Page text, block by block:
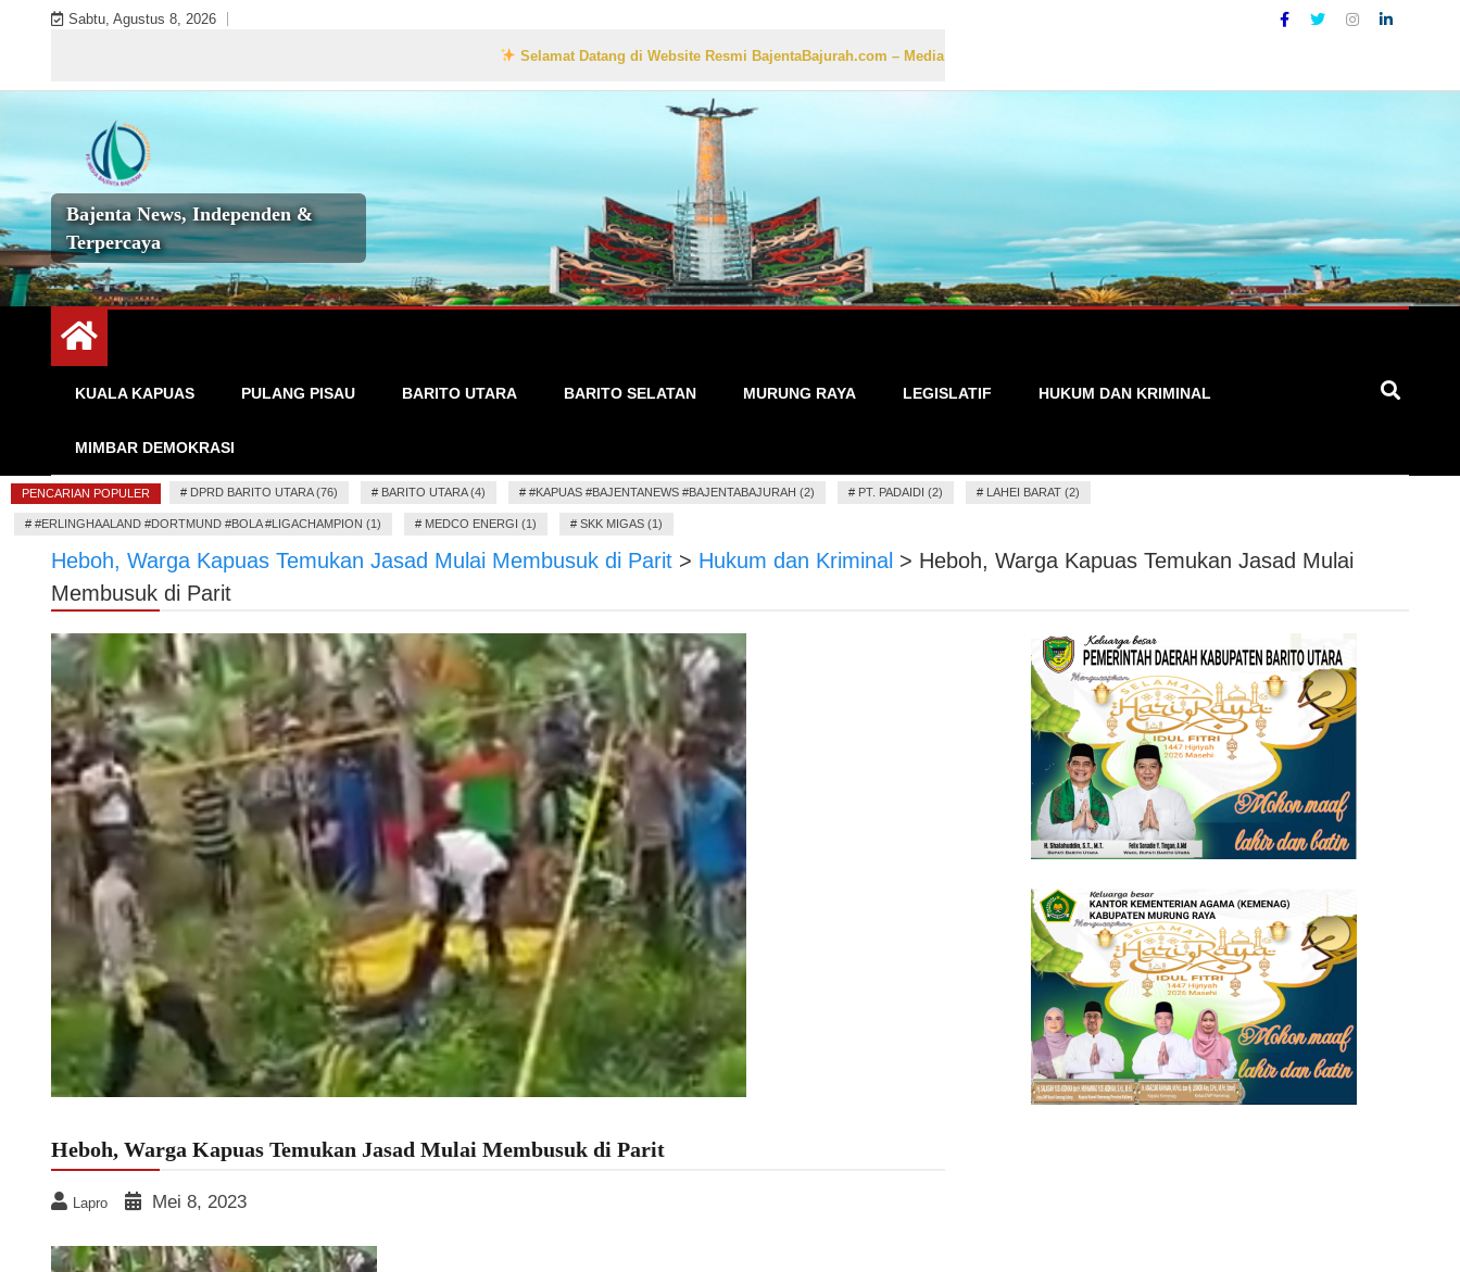
Sabtu, Agustus 8, 2026
Selamat Datang di Website Resmi BajentaBajurah.com – Media Informasi Lokal yang Akurat, Cepat, dan Terpercaya
Bajenta News, Independen &
Terpercaya
KUALA KAPUAS PULANG PISAU BARITO UTARA BARITO SELATAN MURUNG RAYA LEGISLATIF HUKUM DAN KRIMINAL
MIMBAR DEMOKRASI
PENCARIAN POPULER # DPRD BARITO UTARA (76) # BARITO UTARA (4) # #KAPUAS #BAJENTANEWS #BAJENTABAJURAH (2) # PT. PADAIDI (2) # LAHEI BARAT (2)
# #ERLINGHAALAND #DORTMUND #BOLA #LIGACHAMPION (1) # MEDCO ENERGI (1) # SKK MIGAS (1)
Heboh, Warga Kapuas Temukan Jasad Mulai Membusuk di Parit > Hukum dan Kriminal > Heboh, Warga Kapuas Temukan Jasad Mulai
Membusuk di Parit
Heboh, Warga Kapuas Temukan Jasad Mulai Membusuk di Parit
Lapro Mei 8, 2023